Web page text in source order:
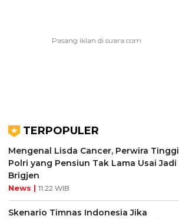
TERPOPULER
Mengenal Lisda Cancer, Perwira Tinggi
Polri yang Pensiun Tak Lama Usai Jadi
Brigjen
News | 11:22 WIB
Skenario Timnas Indonesia Jika